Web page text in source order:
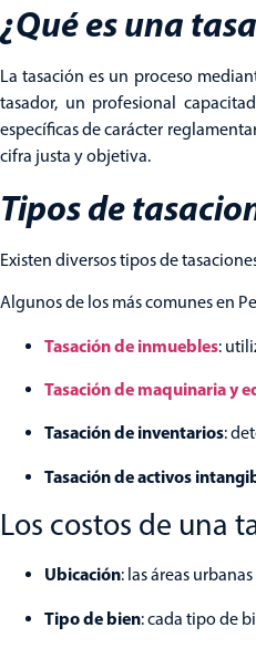
¿Qué es una
La tasación es un proceso
tasador, un profesional
específicas de carácter
cifra justa y objetiva.
Tipos de
Existen diversos tipos de
Algunos de los más comunes en
Tasación de inmuebles:
Tasación de maquinaria y
Tasación de inventarios:
Tasación de activos
Los costos de una
Ubicación: las áreas
Tipo de bien: cada tipo de